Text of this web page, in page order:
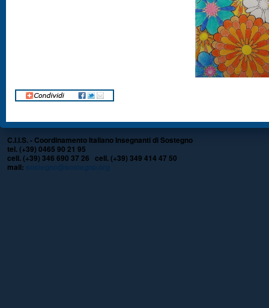
C.I.I.S. - Coordinamento Italiano Insegnanti di Sostegno
tel. (+39) 0465 90 21 95
cell. (+39) 346 690 37 26 cell. (+39) 349 414 47 50
mail: